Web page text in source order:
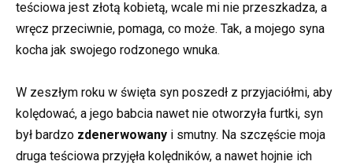
teściowa jest złotą kobietą, wcale mi nie przeszkadza, a
wręcz przeciwnie, pomaga, co może. Tak, a mojego syna
kocha jak swojego rodzonego wnuka.
W zeszłym roku w święta syn poszedł z przyjaciółmi, aby
kolędować, a jego babcia nawet nie otworzyła furtki, syn
był bardzo zdenerwowany i smutny. Na szczęście moja
druga teściowa przyjęła kolędników, a nawet hojnie ich